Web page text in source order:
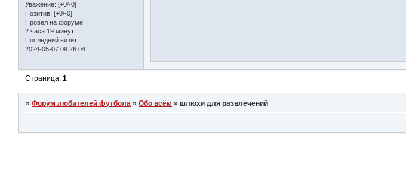
Уважение: [+0/-0]
Позитив: [+0/-0]
Провел на форуме:
2 часа 19 минут
Последний визит:
2024-05-07 09:26:04
Страница:1
»Форум любителей футбола »Обо всём »шлюxи для развлечений